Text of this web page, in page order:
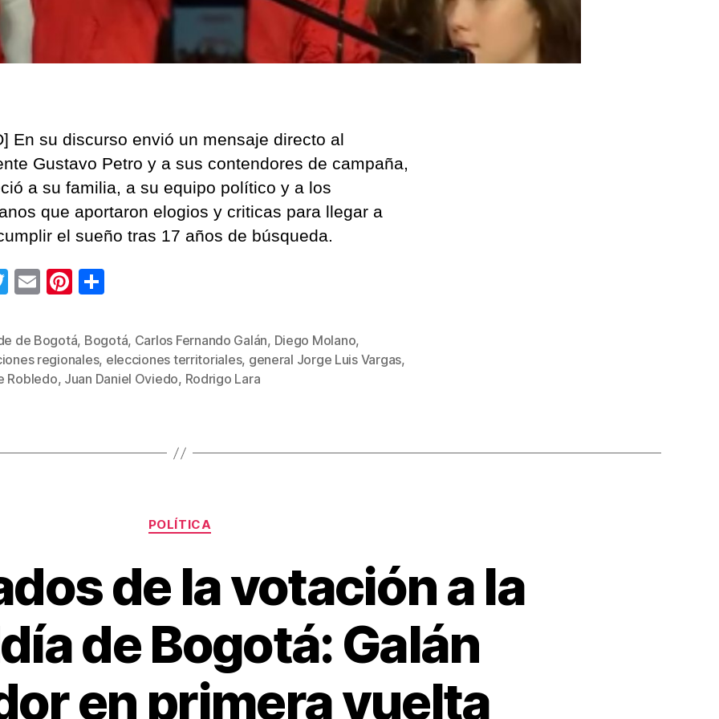
En su discurso envió un mensaje directo al
Gustavo Petro y a sus contendores de campaña,
a su familia, a su equipo político y a los
que aportaron elogios y criticas para llegar a
el sueño tras 17 años de búsqueda.
T
tt
er
E
ail
Pi
er
e
st
m
p
ar
de Bogotá, Bogotá, Carlos Fernando Galán, Diego Molano,
regionales, elecciones territoriales, general Jorge Luis Vargas,
Robledo, Juan Daniel Oviedo, Rodrigo Lara
Categorías
POLÍTICA
de la votación a la
de Bogotá: Galán
en primera vuelta